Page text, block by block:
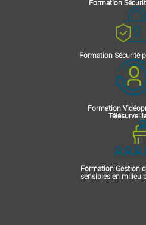
Formation
Formation Sécurité
Formation
Formation Gestion
sensibles en milieu